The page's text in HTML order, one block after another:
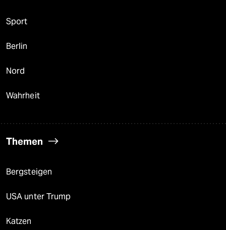
Sport
Berlin
Nord
Wahrheit
Themen
Bergsteigen
USA unter Trump
Katzen